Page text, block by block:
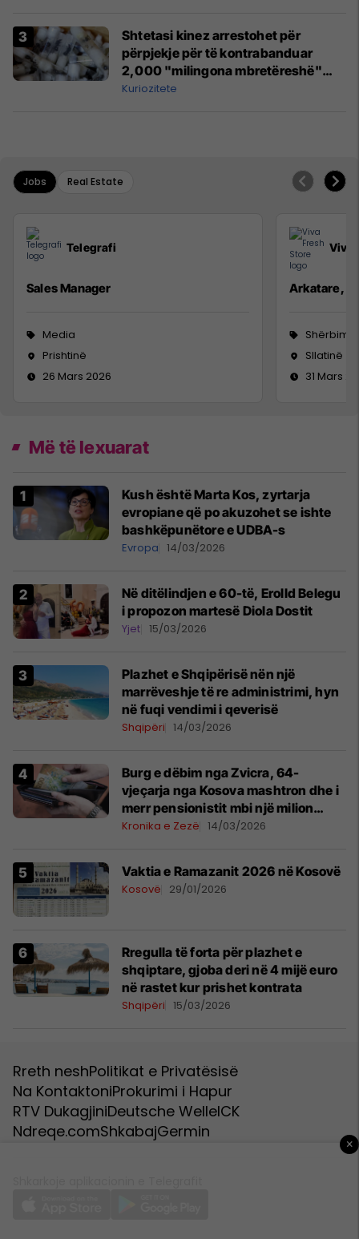
Shtetasi kinez arrestohet për
përpjekje për të kontrabanduar
2,000 "milingona mbretëreshë"
nga Kenia
Kuriozitete
Jobs Real Estate
Telegrafi
Sales Manager
Media
Prishtinë
26 Mars 2026
Viva
Arkatare,
Sllatinë
31 Mars
Më të lexuarat
Kush është Marta Kos, zyrtarja
evropiane që po akuzohet se ishte
bashkëpunëtore e UDBA-s
Evropa 14/03/2026
Në ditëlindjen e 60-të, Erolld Belegu
i propozon martesë Diola Dostit
Yjet 15/03/2026
Plazhet e Shqipërisë nën një
marrëveshje të re administrimi, hyn
në fuqi vendimi i qeverisë
Shqipëri 14/03/2026
Burg e dëbim nga Zvicra, 64-
vjeçarja nga Kosova mashtron dhe i
merr pensionistit mbi një milion
franga
Kronika e Zezë 14/03/2026
Vaktia e Ramazanit 2026 në Kosovë
Kosovë 29/01/2026
Rregulla të forta për plazhet e
shqiptare, gjoba deri në 4 mijë euro
në rastet kur prishet kontrata
Shqipëri 15/03/2026
Rreth neshPolitikat e Privatësisë
Na KontaktoniProkurimi i Hapur
RTV DukagjiniDeutsche WelleICK
Ndreqe.comShkabajGermin
×